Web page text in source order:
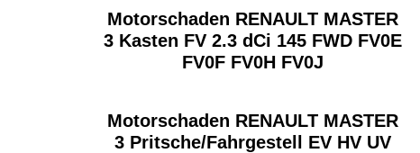
Motorschaden RENAULT MASTER
3 Kasten FV 2.3 dCi 145 FWD FV0E
FV0F FV0H FV0J
Motorschaden RENAULT MASTER
3 Pritsche/Fahrgestell EV HV UV